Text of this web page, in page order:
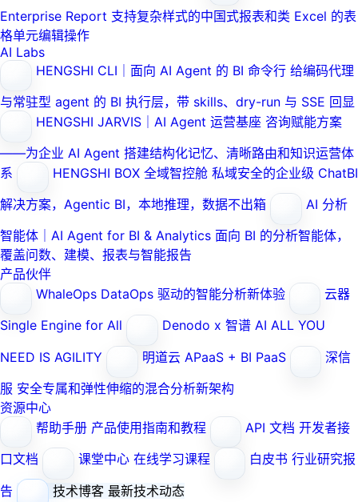
Enterprise Report 支持复杂样式的中国式报表和类 Excel 的表
格单元编辑操作
AI Labs
HENGSHI CLI｜面向 AI Agent 的 BI 命令行 给编码代理
与常驻型 agent 的 BI 执行层，带 skills、dry-run 与 SSE 回显
HENGSHI JARVIS｜AI Agent 运营基座 咨询赋能方案
——为企业 AI Agent 搭建结构化记忆、清晰路由和知识运营体
系
HENGSHI BOX 全域智控舱 私域安全的企业级 ChatBI
解决方案，Agentic BI，本地推理，数据不出箱
AI 分析
智能体｜AI Agent for BI & Analytics 面向 BI 的分析智能体，
覆盖问数、建模、报表与智能报告
产品伙伴
WhaleOps DataOps 驱动的智能分析新体验
云器
Single Engine for All
Denodo x 智谱 AI ALL YOU
NEED IS AGILITY
明道云 APaaS + BI PaaS
深信
服 安全专属和弹性伸缩的混合分析新架构
资源中心
帮助手册 产品使用指南和教程 API 文档 开发者接
口文档
课堂中心 在线学习课程 白皮书 行业研究报
告
技术博客 最新技术动态